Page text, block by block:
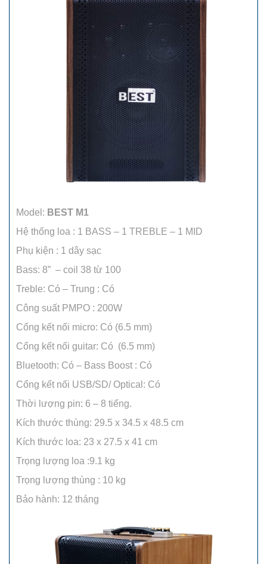
Model: BEST M1
Hệ thống loa : 1 BASS – 1 TREBLE – 1 MID
Phụ kiện : 1 dây sạc
Bass: 8” – coil 38 từ 100
Treble: Có – Trung : Có
Công suất PMPO : 200W
Cổng kết nối micro: Có (6.5 mm)
Cổng kết nối guitar: Có (6.5 mm)
Bluetooth: Có – Bass Boost : Có
Cổng kết nối USB/SD/ Optical: Có
Thời lượng pin: 6 – 8 tiếng.
Kích thước thùng: 29.5 x 34.5 x 48.5 cm
Kích thước loa: 23 x 27.5 x 41 cm
Trọng lượng loa :9.1 kg
Trọng lượng thùng : 10 kg
Bảo hành: 12 tháng